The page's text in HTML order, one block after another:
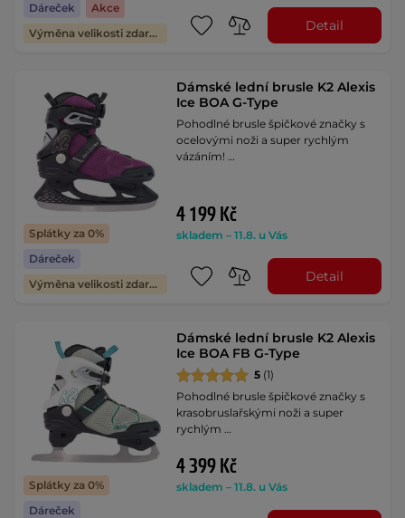
Dáreček
Akce
Výměna velikosti zdarma
Detail
Splátky za 0%
Dáreček
Výměna velikosti zdarma
Dámské lední brusle K2 Alexis
Ice BOA G-Type
Pohodlné brusle špičkové značky s
ocelovými noži a super rychlým
vázáním! …
4 199 Kč
skladem – 11.8. u Vás
Detail
Splátky za 0%
Dáreček
Dámské lední brusle K2 Alexis
Ice BOA FB G-Type
5 (1)
Pohodlné brusle špičkové značky s
krasobruslařskými noži a super
rychlým …
4 399 Kč
skladem – 11.8. u Vás